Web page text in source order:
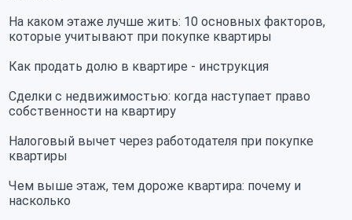
На каком этаже лучше жить: 10 основных факторов,
которые учитывают при покупке квартиры
Как продать долю в квартире - инструкция
Сделки с недвижимостью: когда наступает право
собственности на квартиру
Налоговый вычет через работодателя при покупке
квартиры
Чем выше этаж, тем дороже квартира: почему и
насколько